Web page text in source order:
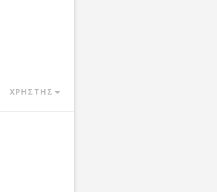
ΧΡΗΣΤΗΣ